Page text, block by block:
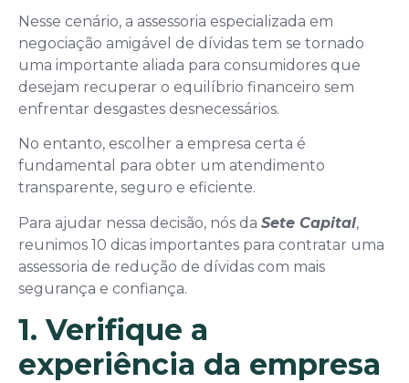
Nesse cenário, a assessoria especializada em
negociação amigável de dívidas tem se tornado
uma importante aliada para consumidores que
desejam recuperar o equilíbrio financeiro sem
enfrentar desgastes desnecessários.
No entanto, escolher a empresa certa é
fundamental para obter um atendimento
transparente, seguro e eficiente.
Para ajudar nessa decisão, nós da Sete Capital,
reunimos 10 dicas importantes para contratar uma
assessoria de redução de dívidas com mais
segurança e confiança.
1. Verifique a
experiência da empresa